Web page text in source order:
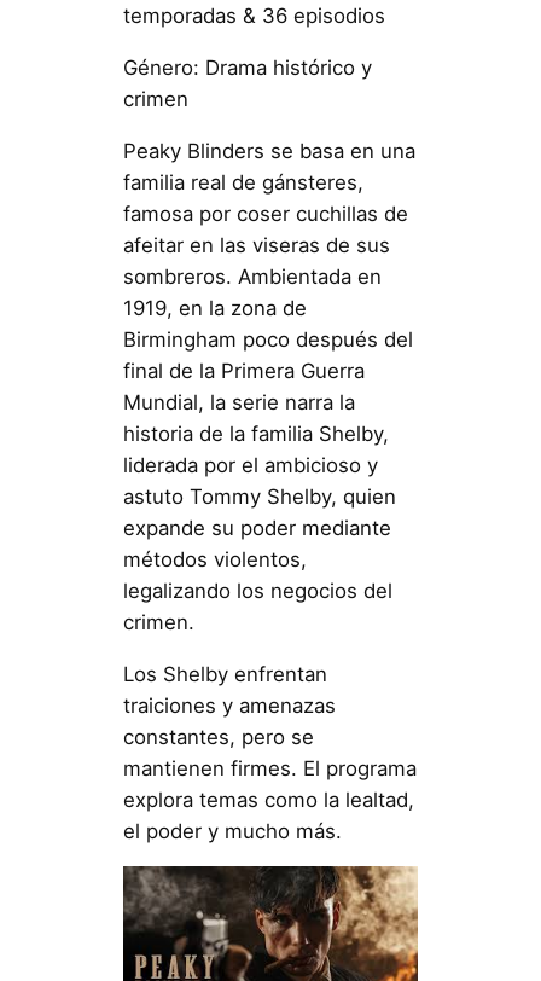
temporadas & 36 episodios
Género: Drama histórico y
crimen
Peaky Blinders se basa en una
familia real de gánsteres,
famosa por coser cuchillas de
afeitar en las viseras de sus
sombreros. Ambientada en
1919, en la zona de
Birmingham poco después del
final de la Primera Guerra
Mundial, la serie narra la
historia de la familia Shelby,
liderada por el ambicioso y
astuto Tommy Shelby, quien
expande su poder mediante
métodos violentos,
legalizando los negocios del
crimen.
Los Shelby enfrentan
traiciones y amenazas
constantes, pero se
mantienen firmes. El programa
explora temas como la lealtad,
el poder y mucho más.